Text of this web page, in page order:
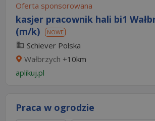
Oferta sponsorowana
kasjer pracownik hali bi1
(m/k)
NOWE
Schiever Polska
Wałbrzych +10km
aplikuj.pl
Praca w ogrodzie